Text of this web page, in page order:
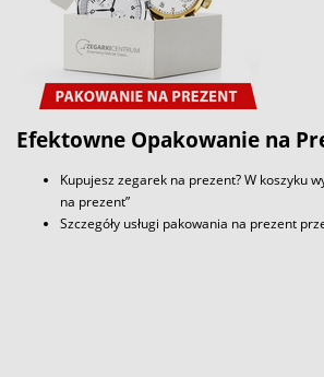
Efektowne Opakowanie na
Kupujesz zegarek na prezent? W koszyku
na prezent”
Szczegóły usługi pakowania na prezent